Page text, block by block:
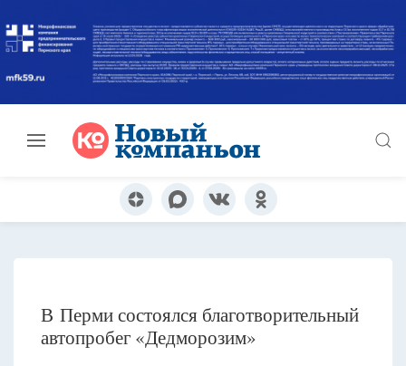
В Перми состоялся благотворительный
автопробег «Дедморозим»